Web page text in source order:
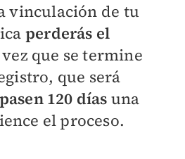
vinculación de tu
perderás el
que se termine
que será
120 días una
el proceso.